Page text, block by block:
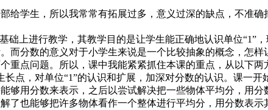
学生，所以我常常有拓展过多，意义过深的缺点，不准确
上进行教学，其教学目的是让学生能正确地认识单位“1”
而分数的意义对于小学生来说是一个比较抽象的概念，怎
重点问题。所以，课中我能紧紧抓住本课的重点，从以下两
点，对单位“1”的认识和扩展，加深对分数的认识。课一
够用分数来表示，之后以尝试解决把一些物体平均分，用
了也能够把许多物体看作一个整体进行平均分，用分数表